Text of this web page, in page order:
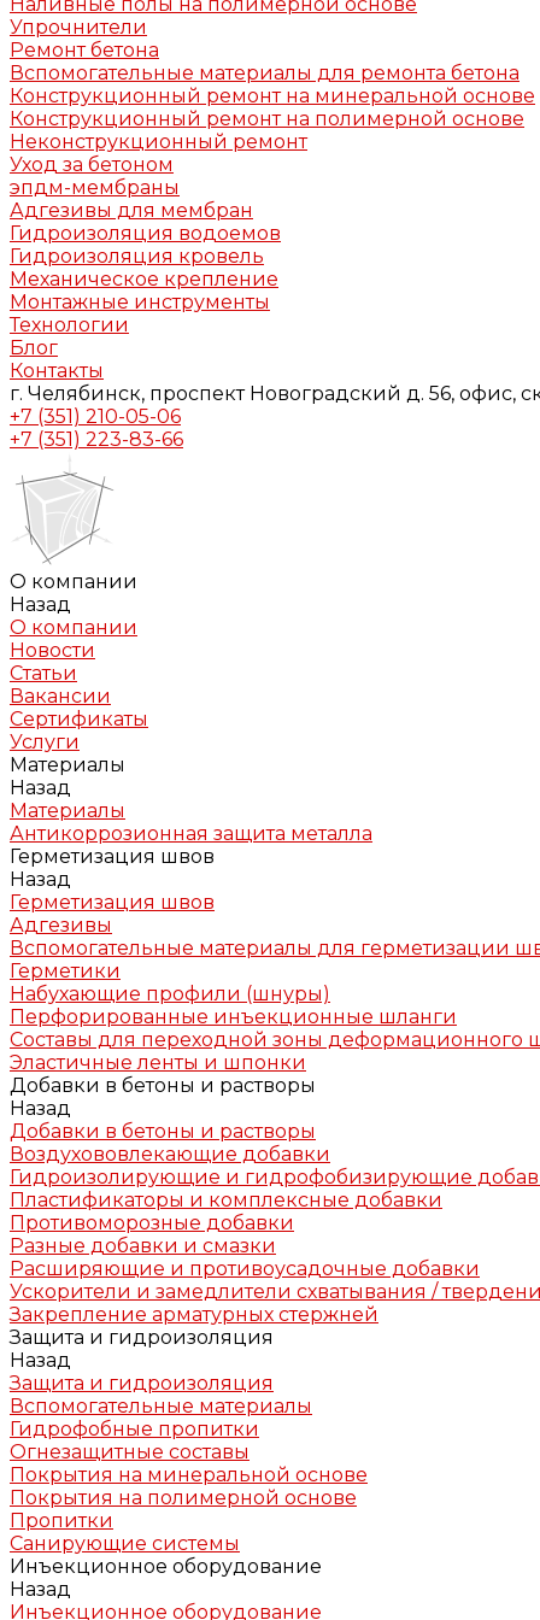
Упрочнители
Ремонт бетона
Вспомогательные материалы для ремонта бетона
Конструкционный ремонт на минеральной основе
Конструкционный ремонт на полимерной основе
Неконструкционный ремонт
Уход за бетоном
эпдм-мембраны
Адгезивы для мембран
Гидроизоляция водоемов
Гидроизоляция кровель
Механическое крепление
Монтажные инструменты
Технологии
Блог
Контакты
г. Челябинск, проспект Новоградский д. 56, офис,
+7 (351) 210-05-06
+7 (351) 223-83-66
О компании
Назад
О компании
Новости
Статьи
Вакансии
Сертификаты
Услуги
Материалы
Назад
Материалы
Антикоррозионная защита металла
Герметизация швов
Назад
Герметизация швов
Адгезивы
Вспомогательные материалы для герметизации
Герметики
Набухающие профили (шнуры)
Перфорированные инъекционные шланги
Составы для переходной зоны деформационного
Эластичные ленты и шпонки
Добавки в бетоны и растворы
Назад
Добавки в бетоны и растворы
Воздухововлекающие добавки
Гидроизолирующие и гидрофобизирующие
Пластификаторы и комплексные добавки
Противоморозные добавки
Разные добавки и смазки
Расширяющие и противоусадочные добавки
Ускорители и замедлители схватывания /
Закрепление арматурных стержней
Защита и гидроизоляция
Назад
Защита и гидроизоляция
Вспомогательные материалы
Гидрофобные пропитки
Огнезащитные составы
Покрытия на минеральной основе
Покрытия на полимерной основе
Пропитки
Санирующие системы
Инъекционное оборудование
Назад
Инъекционное оборудование